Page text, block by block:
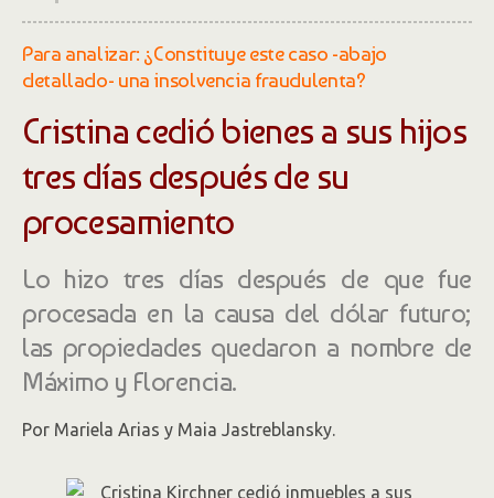
Para analizar: ¿Constituye este caso -abajo
detallado- una insolvencia fraudulenta?
Cristina cedió bienes a sus hijos
tres días después de su
procesamiento
Lo hizo tres días después de que fue
procesada en la causa del dólar futuro;
las propiedades quedaron a nombre de
Máximo y Florencia.
Por Mariela Arias y Maia Jastreblansky.